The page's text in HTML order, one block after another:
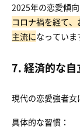
2025年の恋愛傾向
コロナ禍を経て
主流になっていま
7. 経済的な自
現代の恋愛強者女
具体的な習慣：